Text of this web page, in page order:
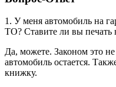
1. У меня автомобиль на
ТО? Ставите ли вы
Да, можете. Законом это
автомобиль остается.
книжку.